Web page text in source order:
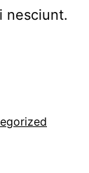
nesciunt.